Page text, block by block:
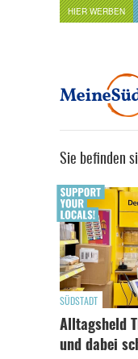
HIER WERBEN
Sie befinden
SÜDSTADT
Alltagsheld
und dabei